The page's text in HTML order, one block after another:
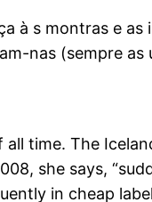
à s montras e as
nas (sempre as
time. The
she says,
in cheap